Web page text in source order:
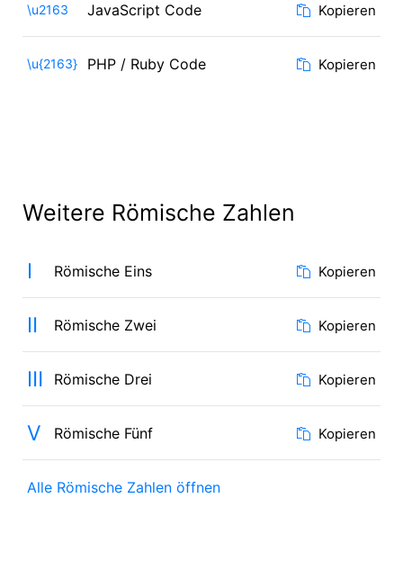
\u2163 JavaScript Code Kopieren
\u{2163} PHP / Ruby Code Kopieren
Weitere Römische Zahlen
Ⅰ Römische Eins Kopieren
Ⅱ Römische Zwei Kopieren
Ⅲ Römische Drei Kopieren
Ⅴ Römische Fünf Kopieren
Alle Römische Zahlen öffnen